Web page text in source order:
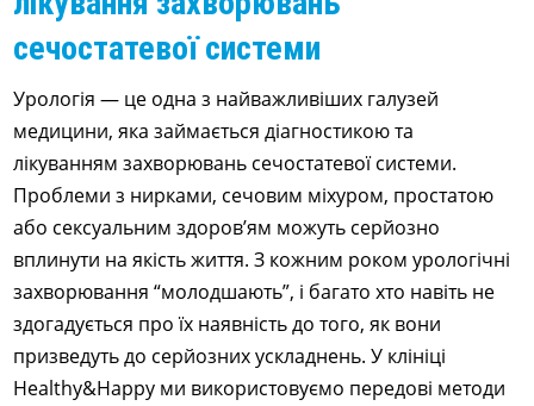
сечостатевої системи
Урологія — це одна з найважливіших галузей
медицини, яка займається діагностикою та
лікуванням захворювань сечостатевої системи.
Проблеми з нирками, сечовим міхуром, простатою
або сексуальним здоров’ям можуть серйозно
вплинути на якість життя. З кожним роком урологічні
захворювання “молодшають”, і багато хто навіть не
здогадується про їх наявність до того, як вони
призведуть до серйозних ускладнень. У клініці
Healthy&Happy ми використовуємо передові методи